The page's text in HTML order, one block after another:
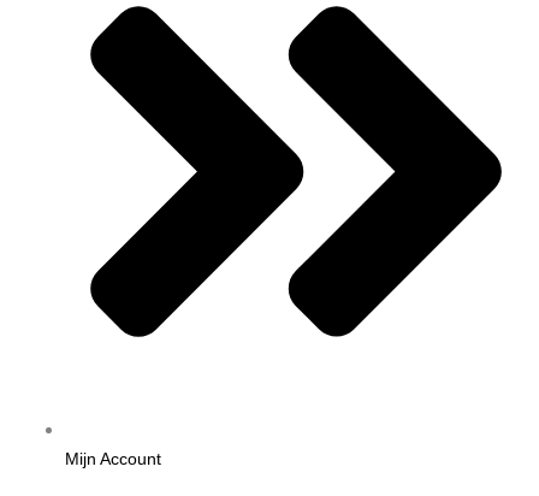
Mijn Account